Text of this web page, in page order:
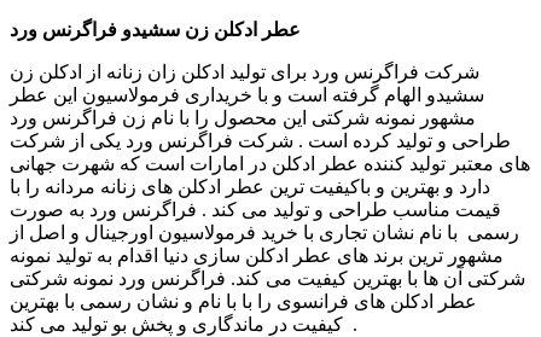
عطر ادکلن زن سشیدو فراگرنس ورد
شرکت فراگرنس ورد برای تولید ادکلن زان زنانه از ادکلن زن
سشیدو الهام گرفته است و با خریداری فرمولاسیون این عطر
مشهور نمونه شرکتی این محصول را با نام زن فراگرنس ورد
طراحی و تولید کرده است . شرکت فراگرنس ورد یکی از شرکت
های معتبر تولید کننده عطر ادکلن در امارات است که شهرت جهانی
دارد و بهترین و باکیفیت ترین عطر ادکلن های زنانه مردانه را با
قیمت مناسب طراحی و تولید می کند . فراگرنس ورد به صورت
رسمی با نام نشان تجاری با خرید فرمولاسیون اورجینال و اصل از
مشهور ترین برند های عطر ادکلن سازی دنیا اقدام به تولید نمونه
شرکتی آن ها با بهترین کیفیت می کند. فراگرنس ورد نمونه شرکتی
عطر ادکلن های فرانسوی را با با نام و نشان رسمی با بهترین
کیفیت در ماندگاری و پخش بو تولید می کند .